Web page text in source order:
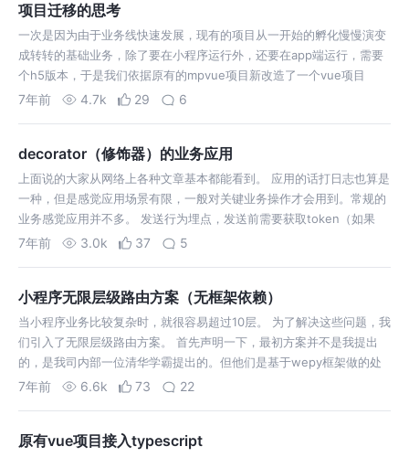
项目迁移的思考
一次是因为由于业务线快速发展，现有的项目从一开始的孵化慢慢演变
成转转的基础业务，除了要在小程序运行外，还要在app端运行，需要
个h5版本，于是我们依据原有的mpvue项目新改造了一个vue项目
（mpvue说是可以转换成h5，但是如果页面复杂的话根本没法转
7年前 4.7k 29 6
decorator（修饰器）的业务应用
上面说的大家从网络上各种文章基本都能看到。 应用的话打日志也算是
一种，但是感觉应用场景有限，一般对关键业务操作才会用到。常规的
业务感觉应用并不多。 发送行为埋点，发送前需要获取token（如果
cookie中有就从本地获取，否则从接口获取。注：这个token和登录没
7年前 3.0k 37 5
小程序无限层级路由方案（无框架依赖）
当小程序业务比较复杂时，就很容易超过10层。 为了解决这些问题，我
们引入了无限层级路由方案。 首先声明一下，最初方案并不是我提出
的，是我司内部一位清华学霸提出的。但他们是基于wepy框架做的处
理，由于我们用的是mpvue，所以对这个方案上做了修改，同时不依赖
7年前 6.6k 73 22
原有vue项目接入typescript